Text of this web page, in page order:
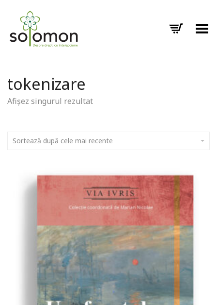
Toggle Menu
tokenizare
Afișez singurul rezultat
Sortează după cele mai recente